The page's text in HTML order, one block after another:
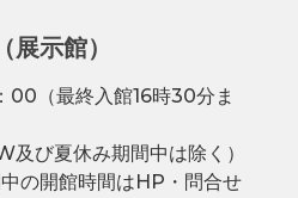
示館）
00（最終入館16時30分ま
及び夏休み期間中は除く）
の開館時間はHP・問合せ